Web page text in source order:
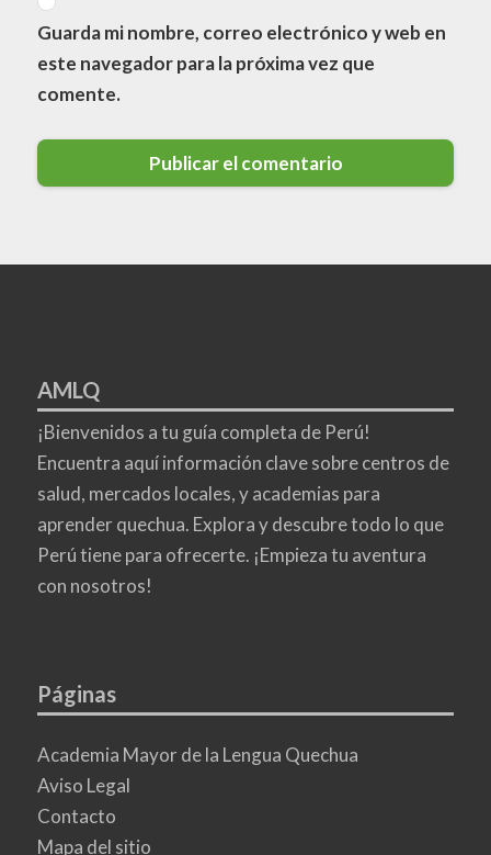
Guarda mi nombre, correo electrónico y web en
este navegador para la próxima vez que
comente.
AMLQ
¡Bienvenidos a tu guía completa de Perú!
Encuentra aquí información clave sobre centros de
salud, mercados locales, y academias para
aprender quechua. Explora y descubre todo lo que
Perú tiene para ofrecerte. ¡Empieza tu aventura
con nosotros!
Páginas
Academia Mayor de la Lengua Quechua
Aviso Legal
Contacto
Mapa del sitio